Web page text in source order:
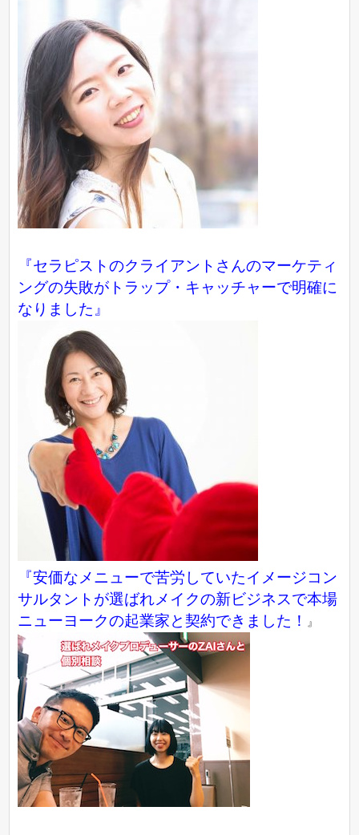
『セラピストのクライアントさんのマーケティ
ングの失敗がトラップ・キャッチャーで明確に
なりました』
『安価なメニューで苦労していたイメージコン
サルタントが選ばれメイクの新ビジネスで本場
ニューヨークの起業家と契約できました！
』